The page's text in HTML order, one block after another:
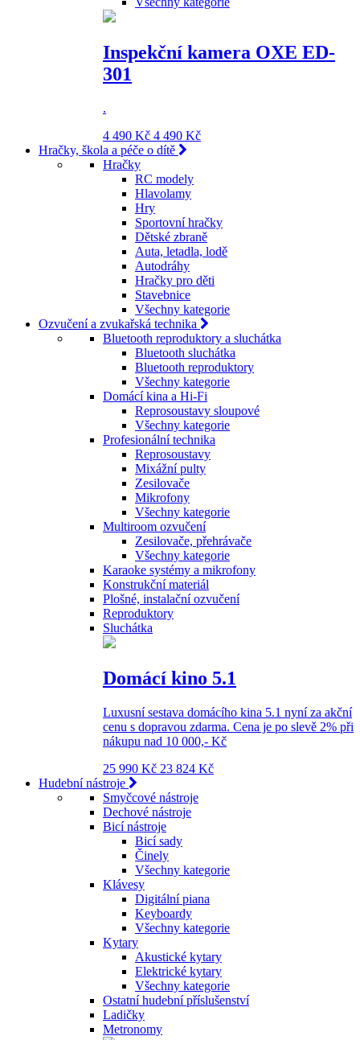
Inspekční kamera OXE ED-
301
.
4 490 Kč 4 490 Kč
Hračky, škola a péče o dítě
Hračky
RC modely
Hlavolamy
Hry
Sportovní hračky
Dětské zbraně
Auta, letadla, lodě
Autodráhy
Hračky pro děti
Stavebnice
Všechny kategorie
Ozvučení a zvukařská technika
Bluetooth reproduktory a sluchátka
Bluetooth sluchátka
Bluetooth reproduktory
Všechny kategorie
Domácí kina a Hi-Fi
Reprosoustavy sloupové
Všechny kategorie
Profesionální technika
Reprosoustavy
Mixážní pulty
Zesilovače
Mikrofony
Všechny kategorie
Multiroom ozvučení
Zesilovače, přehrávače
Všechny kategorie
Karaoke systémy a mikrofony
Konstrukční materiál
Plošné, instalační ozvučení
Reproduktory
Sluchátka
Domácí kino 5.1
Luxusní sestava domácího kina 5.1 nyní za akční
cenu s dopravou zdarma. Cena je po slevě 2% při
nákupu nad 10 000,- Kč
25 990 Kč 23 824 Kč
Hudební nástroje
Smyčcové nástroje
Dechové nástroje
Bicí nástroje
Bicí sady
Činely
Všechny kategorie
Klávesy
Digitální piana
Keyboardy
Všechny kategorie
Kytary
Akustické kytary
Elektrické kytary
Všechny kategorie
Ostatní hudební příslušenství
Ladičky
Metronomy